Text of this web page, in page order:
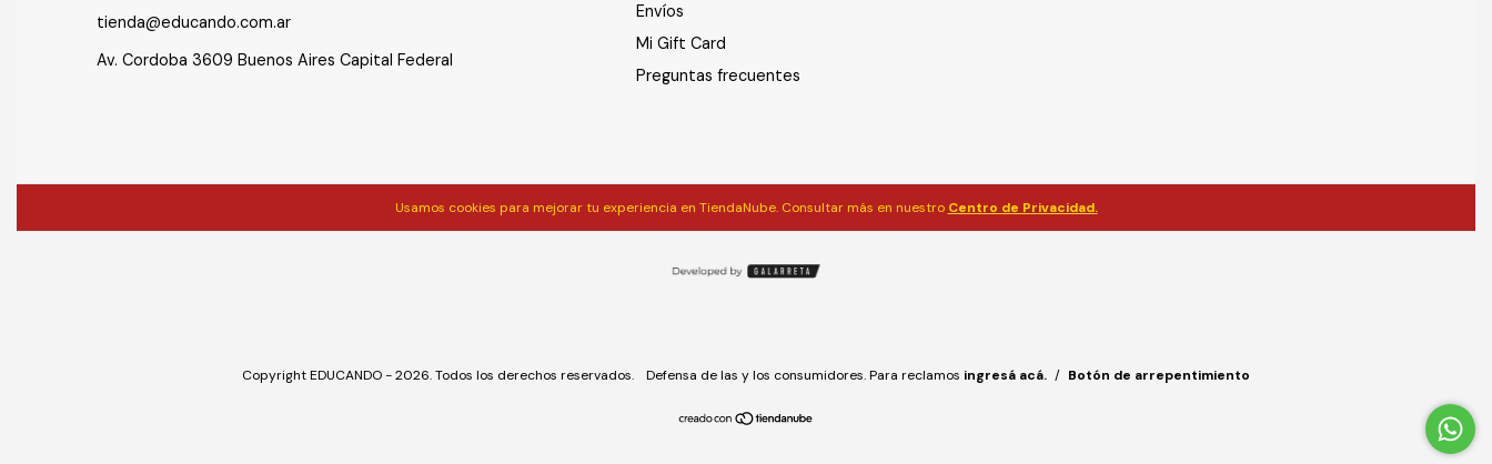
tienda@educando.com.ar
Av. Cordoba 3609 Buenos Aires Capital Federal
Envíos
Mi Gift Card
Preguntas frecuentes
Usamos cookies para mejorar tu experiencia en TiendaNube. Consultar más en nuestro Centro de Privacidad.
Copyright EDUCANDO - 2026. Todos los derechos reservados. Defensa de las y los consumidores. Para reclamos ingresá acá. / Botón de arrepentimiento